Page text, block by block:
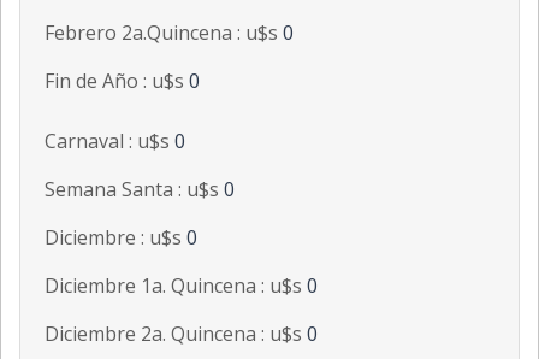
Febrero 2a.Quincena : u$s 0
Fin de Año : u$s 0
Carnaval : u$s 0
Semana Santa : u$s 0
Diciembre : u$s 0
Diciembre 1a. Quincena : u$s 0
Diciembre 2a. Quincena : u$s 0